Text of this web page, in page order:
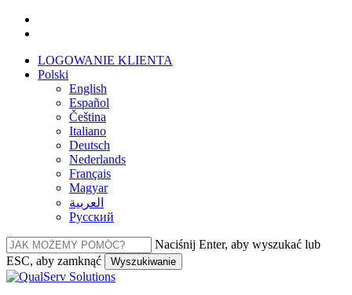
Przejdź
treści
LOGOWANIE KLIENTA
Polski
English
Español
Čeština
Italiano
Deutsch
Nederlands
Français
Magyar
العربية‏
Русский
Naciśnij Enter, aby wyszukać lub
ESC, aby zamknąć
Wyszukiwanie
Zamknij